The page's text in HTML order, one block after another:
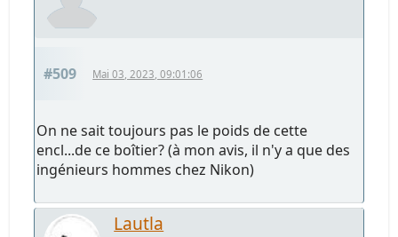
#509 Mai 03, 2023, 09:01:06
On ne sait toujours pas le poids de cette
encl...de ce boîtier? (à mon avis, il n'y a que des
ingénieurs hommes chez Nikon)
Lautla